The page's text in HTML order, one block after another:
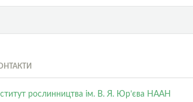
рослинництва ім. В. Я. Юр’єва НААН